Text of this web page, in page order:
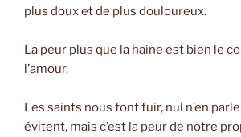
plus doux et de plus douloureux.
La peur plus que la haine est bien le
l’amour.
Les saints nous font fuir, nul n’en
évitent, mais c’est la peur de notre